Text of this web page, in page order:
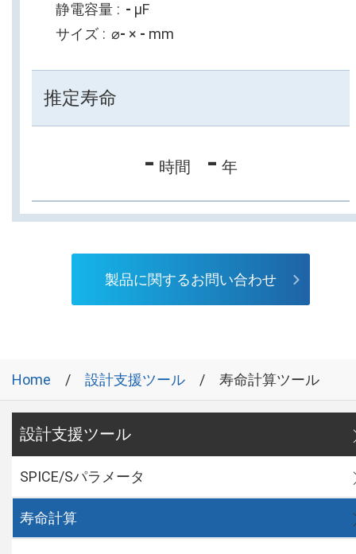
静電容量
- µF
サイズ
⌀- × - mm
推定寿命
- 時間 - 年
製品に関するお問い合わせ
Home 設計支援ツール 寿命計算ツール
設計支援ツール
SPICE/Sパラメータ
寿命計算